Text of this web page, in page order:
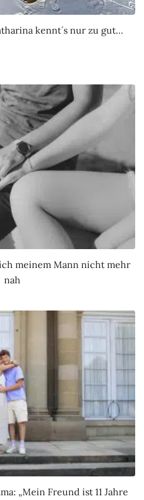
kennt´s nur zu gut…
meinem Mann nicht mehr
nah
„Mein Freund ist 11 Jahre